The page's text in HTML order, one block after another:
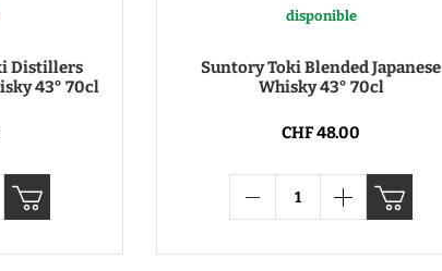
Distillers
43° 70cl
disponible
Suntory Toki Blended Japanese
Whisky 43° 70cl
CHF 48.00